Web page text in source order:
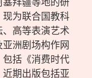
为联合国教科
高等表演艺术
洲剧场构作网
括《消费时代
期出版包括亚